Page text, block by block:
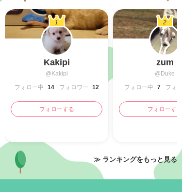
1
Kakipi
@Kakipi
フォロー中
14 フォロワー 12
フォローする
2
zum
@Duke
フォロー中
7 フォ
フォローする
≫ ランキングをもっと見る